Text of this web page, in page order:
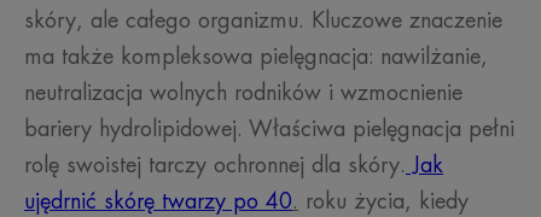
skóry, ale całego organizmu. Kluczowe znaczenie
ma także kompleksowa pielęgnacja: nawilżanie,
neutralizacja wolnych rodników i wzmocnienie
bariery hydrolipidowej. Właściwa pielęgnacja pełni
rolę swoistej tarczy ochronnej dla skóry.
Jak
ujędrnić skórę twarzy po 40. roku życia, kiedy